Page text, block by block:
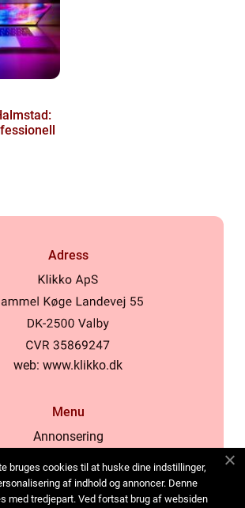
Adress
web: www.klikko.dk
Menu
Annonsering
Cookies
Kontakta oss
bruges cookies til at huske dine indstillinger,
af indhold og annoncer. Denne
med tredjepart. Ved fortsat brug af websiden